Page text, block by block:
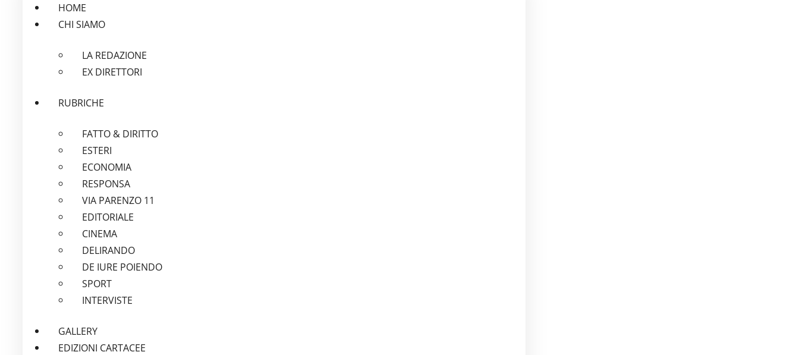
HOME
CHI SIAMO
LA REDAZIONE
EX DIRETTORI
RUBRICHE
FATTO & DIRITTO
ESTERI
ECONOMIA
RESPONSA
VIA PARENZO 11
EDITORIALE
CINEMA
DELIRANDO
DE IURE POIENDO
SPORT
INTERVISTE
GALLERY
EDIZIONI CARTACEE